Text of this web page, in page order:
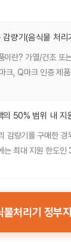
감량기(음식물 처
이란? 가열/건조 또
크, Q마크 인증 제품
의 50% 범위 내 지
감량기를 구매한
는 최대 지원 한도
물처리기 정부